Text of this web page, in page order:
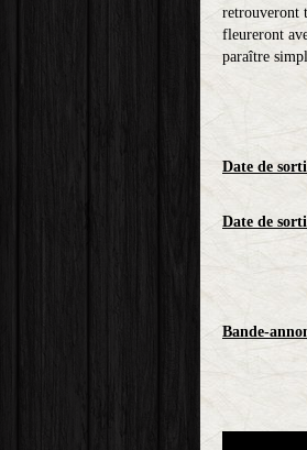
retrouveront
fleureront
paraître
Date de
Date de
Bande-